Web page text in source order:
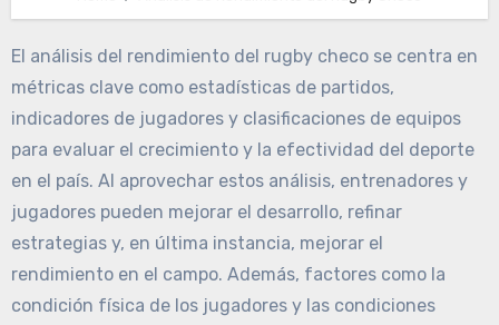
El análisis del rendimiento del rugby checo se centra en
métricas clave como estadísticas de partidos,
indicadores de jugadores y clasificaciones de equipos
para evaluar el crecimiento y la efectividad del deporte
en el país. Al aprovechar estos análisis, entrenadores y
jugadores pueden mejorar el desarrollo, refinar
estrategias y, en última instancia, mejorar el
rendimiento en el campo. Además, factores como la
condición física de los jugadores y las condiciones